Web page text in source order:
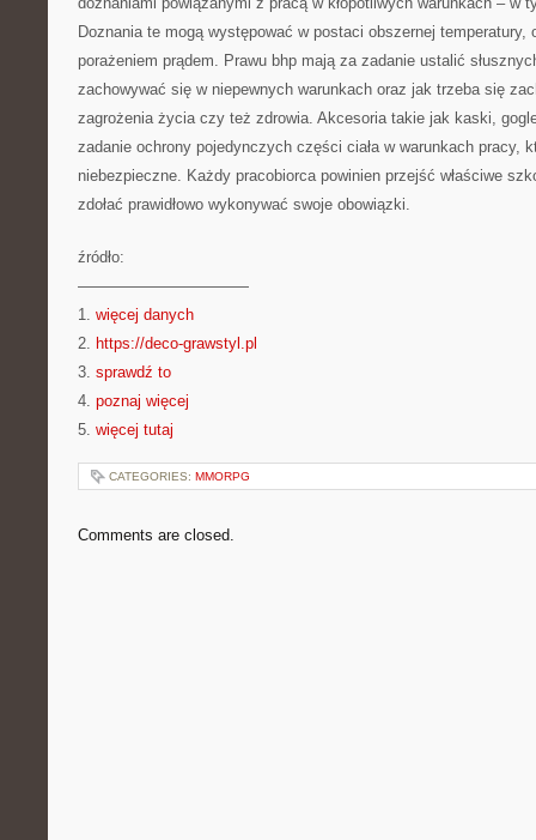
Doznania te mogą występować w postaci obszernej temperatury,
porażeniem prądem. Prawu bhp mają za zadanie ustalić
zachowywać się w niepewnych warunkach oraz jak trzeba się
zagrożenia życia czy też zdrowia. Akcesoria takie jak kaski,
zadanie ochrony pojedynczych części ciała w warunkach pracy,
niebezpieczne. Każdy pracobiorca powinien przejść właściwe
zdołać prawidłowo wykonywać swoje obowiązki.
źródło:
———————————
1. więcej danych
2. https://deco-grawstyl.pl
3. sprawdź to
4. poznaj więcej
5. więcej tutaj
CATEGORIES: MMORPG
Comments are closed.